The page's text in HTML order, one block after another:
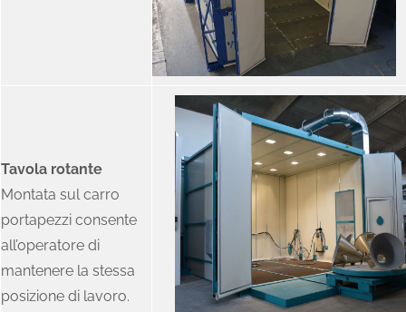
Tavola rotante
Montata sul carro
portapezzi consente
all’operatore di
mantenere la stessa
posizione di lavoro.